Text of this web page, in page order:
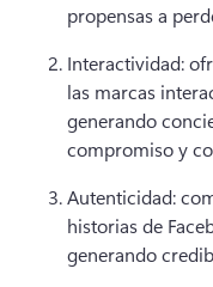
propensas a
Interactividad:
las marcas
generando
compromiso y
Autenticidad:
historias de
generando